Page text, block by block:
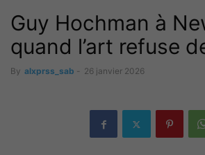
Guy Hochman à
quand l’art refuse
By alxprss_sab - 26 janvier 2026